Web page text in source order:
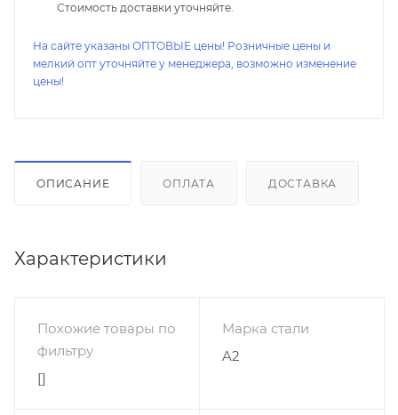
Стоимость доставки уточняйте.
На сайте указаны ОПТОВЫЕ цены! Розничные цены и
мелкий опт уточняйте у менеджера, возможно изменение
цены!
ОПИСАНИЕ ОПЛАТА ДОСТАВКА
Характеристики
Похожие товары по
фильтру
[]
Марка стали
A2